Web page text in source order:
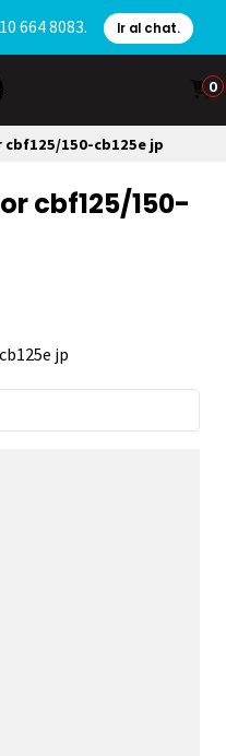
664 8083. Ir al chat.
0
150-cb125e jp
cbf125/150-
jp